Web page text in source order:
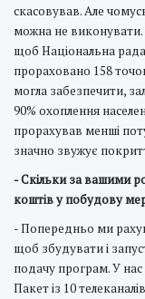
скасовував. Але
можна не
щоб Національна
прораховано 158
могла забезпечити,
90% охоплення
прорахував менші
значно звужує
- Скільки за вашими
коштів у побудову
- Попередньо ми
щоб збудувати і
подачу програм. У нас
Пакет із 10